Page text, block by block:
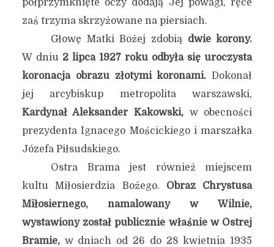
półprzymknięte oczy dodają Jej powagi, ręce
zaś trzyma skrzyżowane na piersiach.
Głowę Matki Bożej zdobią dwie korony.
W dniu 2 lipca 1927 roku odbyła się uroczysta
koronacja obrazu złotymi koronami. Dokonał
jej arcybiskup metropolita warszawski,
Kardynał Aleksander Kakowski, w obecności
prezydenta Ignacego Mościckiego i marszałka
Józefa Piłsudskiego.
Ostra Brama jest również miejscem
kultu Miłosierdzia Bożego. Obraz Chrystusa
Miłosiernego, namalowany w Wilnie,
wystawiony został publicznie właśnie w Ostrej
Bramie,w dniach od 26 do 28 kwietnia 1935